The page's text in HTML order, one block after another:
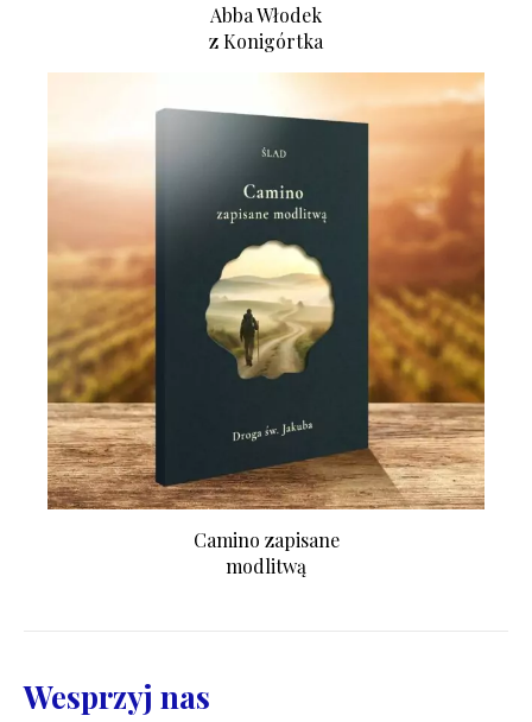
Abba Włodek
z Konigórtka
Camino zapisane
modlitwą
Wesprzyj nas